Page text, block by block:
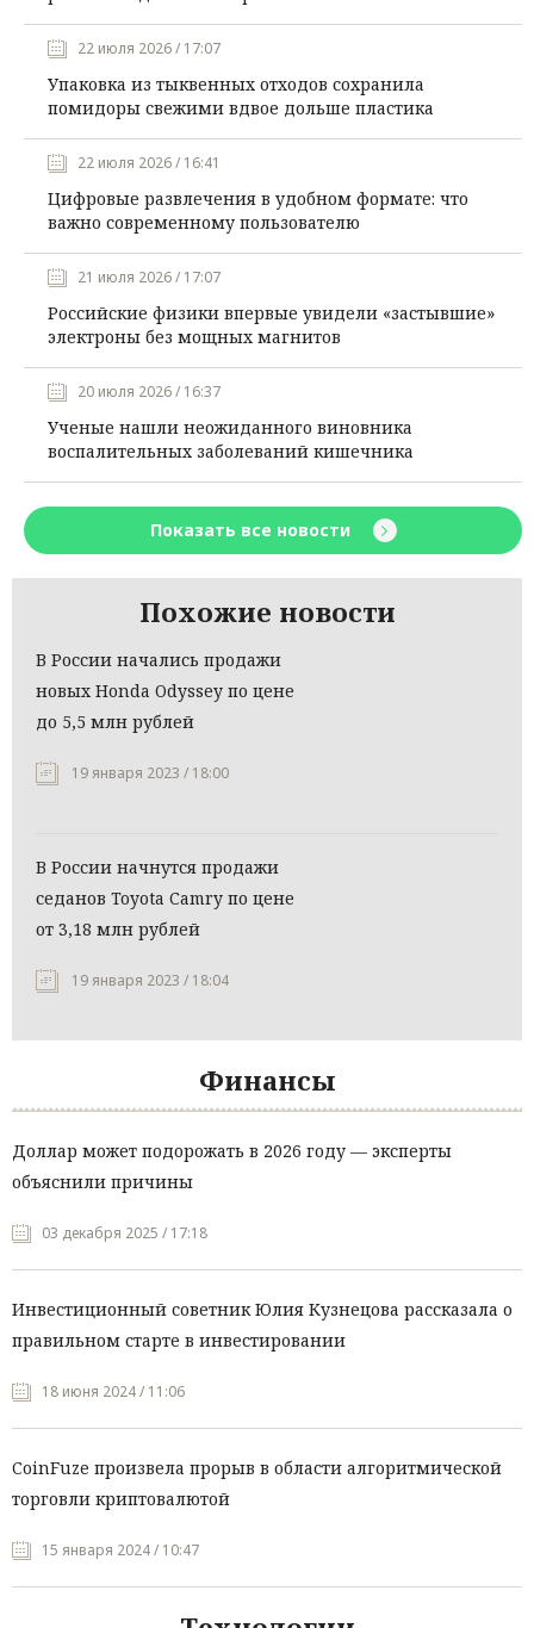
22 июля 2026 / 17:07
Упаковка из тыквенных отходов сохранила
помидоры свежими вдвое дольше пластика
22 июля 2026 / 16:41
Цифровые развлечения в удобном формате: что
важно современному пользователю
21 июля 2026 / 17:07
Российские физики впервые увидели «застывшие»
электроны без мощных магнитов
20 июля 2026 / 16:37
Ученые нашли неожиданного виновника
воспалительных заболеваний кишечника
Показать все новости
Похожие новости
В России начались продажи
новых Honda Odyssey по цене
до 5,5 млн рублей
19 января 2023 / 18:00
В России начнутся продажи
седанов Toyota Camry по цене
от 3,18 млн рублей
19 января 2023 / 18:04
Финансы
Доллар может подорожать в 2026 году — эксперты
объяснили причины
03 декабря 2025 / 17:18
Инвестиционный советник Юлия Кузнецова рассказала о
правильном старте в инвестировании
18 июня 2024 / 11:06
CoinFuze произвела прорыв в области алгоритмической
торговли криптовалютой
15 января 2024 / 10:47